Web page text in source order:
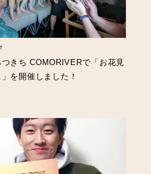
つきち COMORIVERで「お花見
を開催しました！